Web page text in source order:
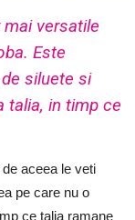
versatile
Este
siluete si
talia, in timp ce
aceea le veti
pe care nu o
ce talia ramane